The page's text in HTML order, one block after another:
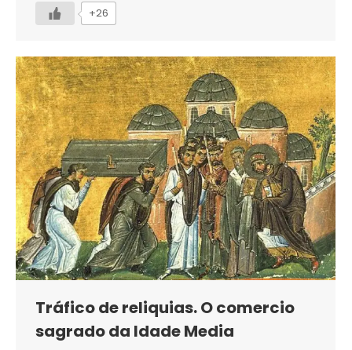
+26
Tráfico de reliquias. O comercio
sagrado da Idade Media